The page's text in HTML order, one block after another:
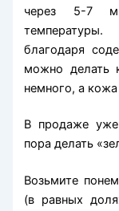
через 5-7
благодаря
можно делать
немного, а
В продаже уже
пора делать
Возьмите
(в равных